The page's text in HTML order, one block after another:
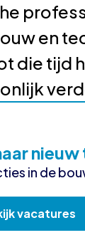
en
die tijd
in de
vacatures